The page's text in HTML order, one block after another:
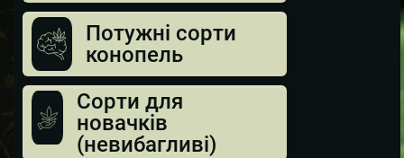
Потужні сорти
конопель
Сорти для
новачків
(невибагливі)